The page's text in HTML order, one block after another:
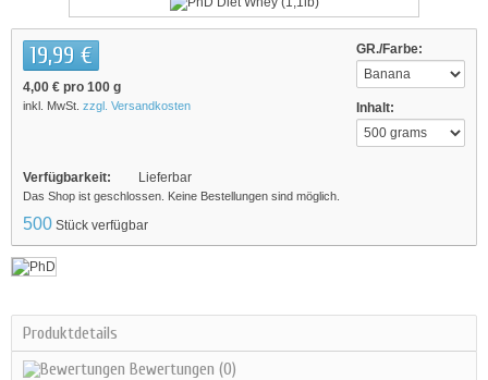
GR./Farbe:
Inhalt:
19,99 €
4,00 € pro 100 g
inkl. MwSt. zzgl. Versandkosten
Verfügbarkeit: Lieferbar
Das Shop ist geschlossen. Keine Bestellungen sind möglich.
500 Stück verfügbar
Produktdetails
Bewertungen (0)